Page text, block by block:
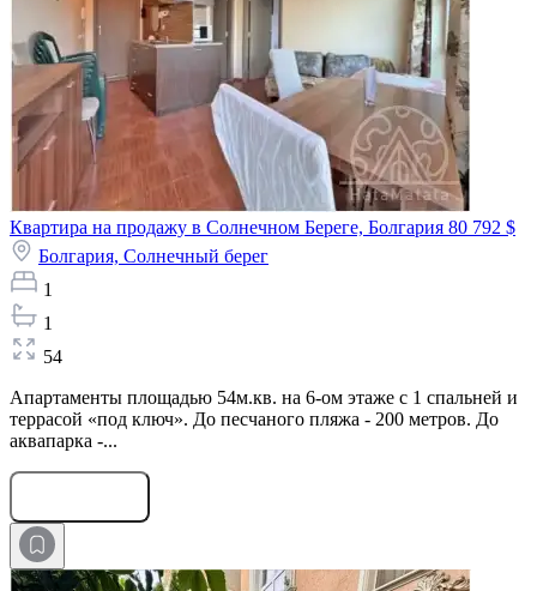
Квартира на продажу в Солнечном Береге, Болгария 80 792 $
Болгария, Солнечный берег
1
1
54
Апартаменты площадью 54м.кв. на 6-ом этаже с 1 спальней и
террасой «под ключ». До песчаного пляжа - 200 метров. До
аквапарка -...